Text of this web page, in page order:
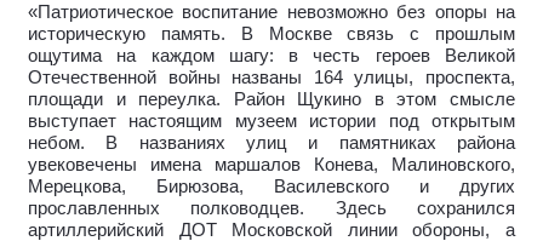
«Патриотическое воспитание невозможно без опоры на
историческую память. В Москве связь с прошлым
ощутима на каждом шагу: в честь героев Великой
Отечественной войны названы 164 улицы, проспекта,
площади и переулка. Район Щукино в этом смысле
выступает настоящим музеем истории под открытым
небом. В названиях улиц и памятниках района
увековечены имена маршалов Конева, Малиновского,
Мерецкова, Бирюзова, Василевского и других
прославленных полководцев. Здесь сохранился
артиллерийский ДОТ Московской линии обороны, а